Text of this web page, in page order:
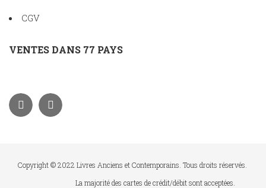
CGV
VENTES DANS 77 PAYS
Copyright © 2022 Livres Anciens et Contemporains. Tous droits réservés.
La majorité des cartes de crédit/débit sont acceptées.